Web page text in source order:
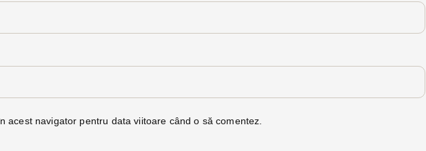
acest navigator pentru data viitoare când o să comentez.